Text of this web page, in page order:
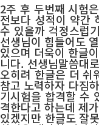
2주 후 두번째 시험
전보다 성적이 약간
수 있을까 걱정스럽
선생님이 힘들어도
있으며 더욱이 한글
니다. 선생님말씀대
오히려 한글은 더 쉬
참고 노력하자 다짐
기시험을 합격할 수
격한다고 하는데 제
있겠지만 한글도 잘